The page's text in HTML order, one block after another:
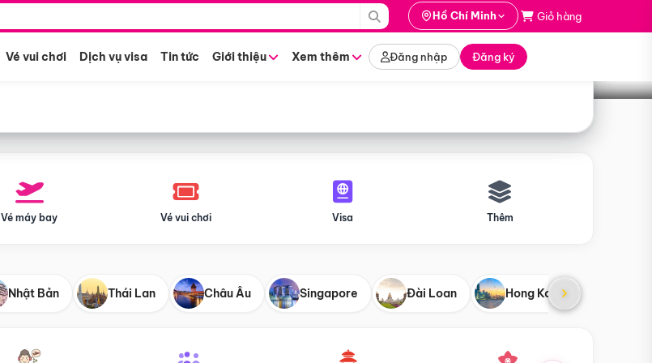
Hồ Chí Minh Giỏ hàng
Vé vui chơi Dịch vụ visa Tin tức Giới thiệu Xem thêm Đăng nhập Đăng ký
Tìm tour
Vé máy bay Vé vui chơi Visa Thêm
Nhật Bản Thái Lan Châu Âu Singapore Đài Loan Hong Kong